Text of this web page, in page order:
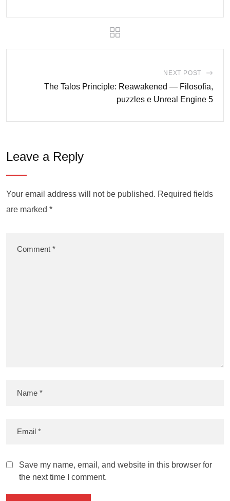
NEXT POST
The Talos Principle: Reawakened — Filosofia,
puzzles e Unreal Engine 5
Leave a Reply
Your email address will not be published. Required fields
are marked *
Save my name, email, and website in this browser for
the next time I comment.